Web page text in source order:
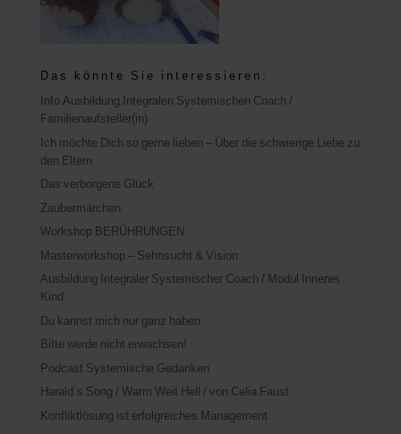
Das könnte Sie interessieren:
Info Ausbildung Integralen Systemischen Coach /
Familienaufsteller(in)
Ich möchte Dich so gerne lieben – Über die schwierige Liebe zu
den Eltern
Das verborgene Glück
Zaubermärchen
Workshop BERÜHRUNGEN
Masterworkshop – Sehnsucht & Vision
Ausbildung Integraler Systemischer Coach / Modul Inneres
Kind
Du kannst mich nur ganz haben
Bitte werde nicht erwachsen!
Podcast Systemische Gedanken
Harald`s Song / Warm Weit Hell / von Celia Faust
Konfliktlösung ist erfolgreiches Management